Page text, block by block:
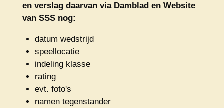
en verslag daarvan via Damblad en Website
van SSS nog:
datum wedstrijd
speellocatie
indeling klasse
rating
evt. foto's
namen tegenstander